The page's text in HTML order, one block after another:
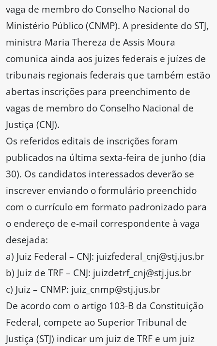
vaga de membro do Conselho Nacional do
Ministério Público (CNMP). A presidente do STJ,
ministra Maria Thereza de Assis Moura
comunica ainda aos juízes federais e juízes de
tribunais regionais federais que também estão
abertas inscrições para preenchimento de
vagas de membro do Conselho Nacional de
Justiça (CNJ).
Os referidos editais de inscrições foram
publicados na última sexta-feira de junho (dia
30). Os candidatos interessados deverão se
inscrever enviando o formulário preenchido
com o currículo em formato padronizado para
o endereço de e-mail correspondente à vaga
desejada:
a) Juiz Federal – CNJ: juizfederal_cnj@stj.jus.br
b) Juiz de TRF – CNJ: juizdetrf_cnj@stj.jus.br
c) Juiz – CNMP: juiz_cnmp@stj.jus.br
De acordo com o artigo 103-B da Constituição
Federal, compete ao Superior Tribunal de
Justiça (STJ) indicar um juiz de TRF e um juiz